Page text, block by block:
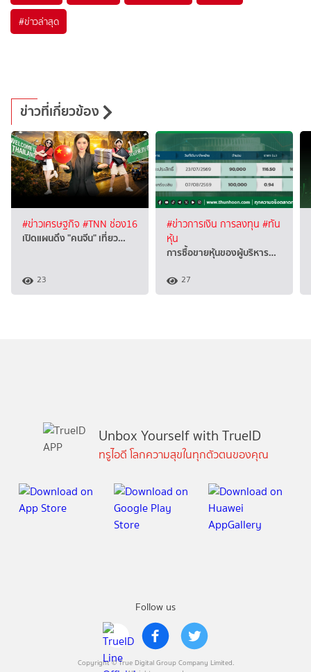
#ข่าวล่าสุด
ข่าวที่เกี่ยวข้อง
#ข่าวเศรษฐกิจ #TNN ช่อง16
เปิดแผนดึง "คนจีน" เที่ยว…
23
#ข่าวการเงิน การลงทุน #ทัน
หุ้น
การซื้อขายหุ้นของผู้บริหาร…
27
Follow us
Copyright © True Digital Group Company Limited.
Unbox Yourself with TrueID
ทรูไอดี โลกความสุขในทุกตัวตนของคุณ